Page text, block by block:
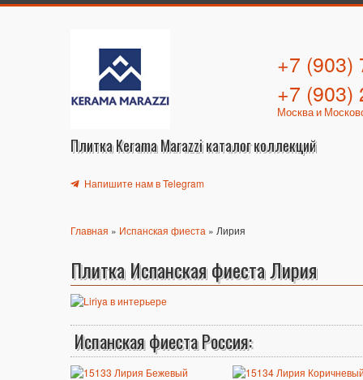
Плитка Kerama Marazzi каталог коллекций
+7 (903)
+7 (903)
Москва и
Напишите нам в Telegram
Главная » Испанская фиеста » Лирия
Плитка Испанская фиеста Лирия
Испанская фиеста Россия: